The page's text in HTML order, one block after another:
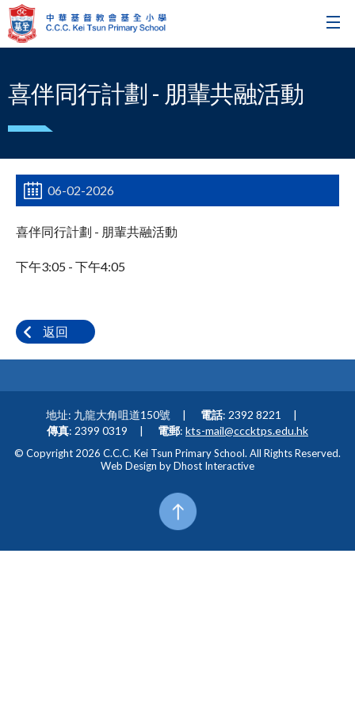
喜伴同行計劃 - 朋輩共融活動
06-02-2026
喜伴同行計劃 - 朋輩共融活動
下午3:05 - 下午4:05
返回
地址: 九龍大角咀道150號 電話: 2392 8221
傳真: 2399 0319 電郵: kts-mail@cccktps.edu.hk
© Copyright 2026 C.C.C. Kei Tsun Primary School. All Rights Reserved.
Web Design byDhost Interactive